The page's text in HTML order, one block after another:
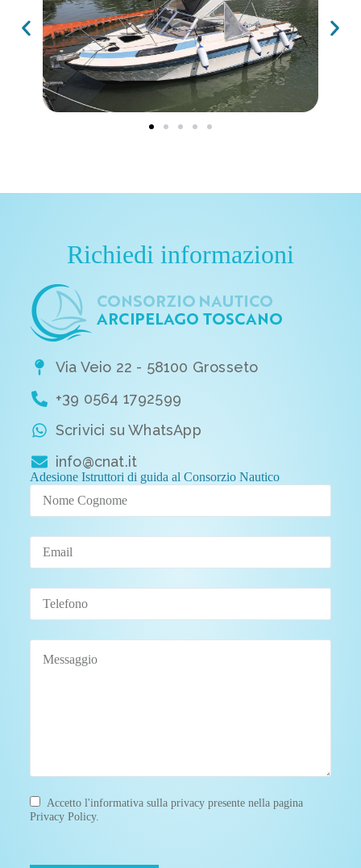
Richiedi informazioni
Accetto l'informativa sulla privacy presente nella pagina
Privacy Policy.
Via Veio 22 - 58100 Grosseto
+39 0564 1792599
Scrivici su WhatsApp
info@cnat.it
Adesione Istruttori di guida al Consorzio Nautico